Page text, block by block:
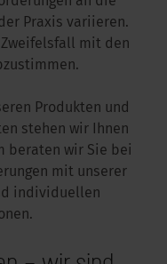
Praxis variieren.
mit den
Produkten und
stehen wir Ihnen
beraten wir Sie bei
mit unserer
individuellen